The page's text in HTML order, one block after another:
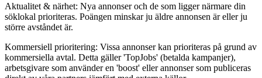
Aktualitet & närhet: Nya annonser och de som ligger närmare din
söklokal prioriteras. Poängen minskar ju äldre annonsen är eller ju
större avståndet är.
Kommersiell prioritering: Vissa annonser kan prioriteras på grund av
kommersiella avtal. Detta gäller 'TopJobs' (betalda kampanjer),
arbetsgivare som använder en 'boost' eller annonser som publiceras